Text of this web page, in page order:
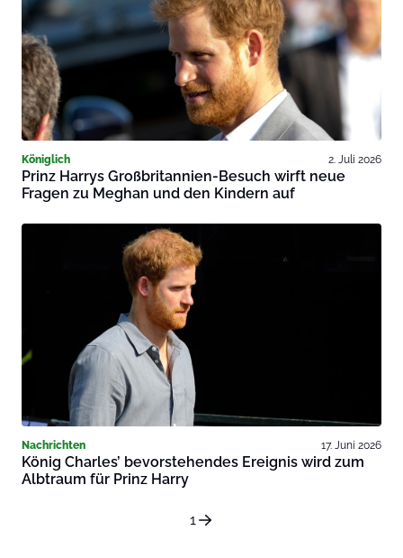
Königlich 2. Juli 2026
Prinz Harrys Großbritannien-Besuch wirft neue
Fragen zu Meghan und den Kindern auf
Nachrichten 17. Juni 2026
König Charles’ bevorstehendes Ereignis wird zum
Albtraum für Prinz Harry
1